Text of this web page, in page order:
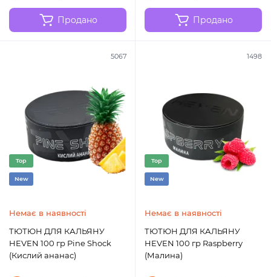
Продано Продано
5067
Top
New
Немає в наявності
ТЮТЮН ДЛЯ КАЛЬЯНУ
HEVEN 100 гр Pine Shock
(Кислий ананас)
1498
Top
New
Немає в наявності
ТЮТЮН ДЛЯ КАЛЬЯНУ
HEVEN 100 гр Raspberry
(Малина)